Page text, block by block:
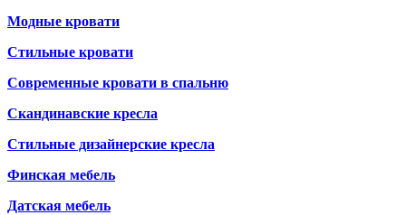
Модные кровати
Стильные кровати
Современные кровати в спальню
Скандинавские кресла
Стильные дизайнерские кресла
Финская мебель
Датская мебель